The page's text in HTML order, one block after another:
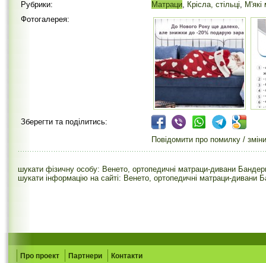
Рубрики:
Матраци, Крісла, стільці, М'які
Фотогалерея:
Зберегти та поділитись:
Повідомити про помилку / зміни
шукати фізичну особу: Венето, ортопедичні матраци-дивани
шукати інформацію на сайті: Венето, ортопедичні матраци-дивани
Про проект Партнери Контакти